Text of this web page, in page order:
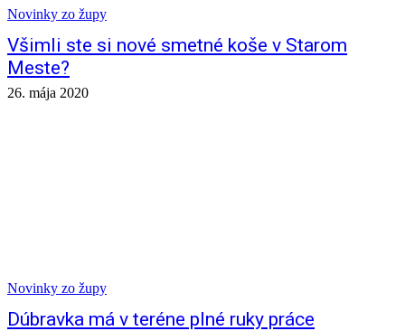
Novinky zo župy
Všimli ste si nové smetné koše v Starom
Meste?
26. mája 2020
Novinky zo župy
Dúbravka má v teréne plné ruky práce